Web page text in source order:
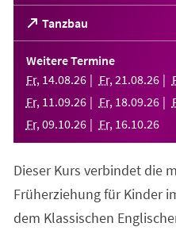
Tanzbau
(Öffnet
in
einem
neuen
Tab)
Weitere Termine
Fr, 14.08.26 Fr, 21 .08.26
Fr, 11 .09.26 Fr, 18.09.26
Fr, 09.10.26 Fr, 16.10.26
Dieser Kurs verbindet die
Früherziehung für Kinder
dem Klassischen